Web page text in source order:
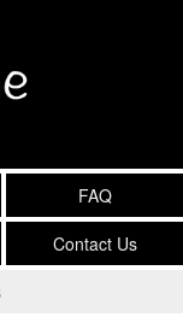
FAQ
Contact Us